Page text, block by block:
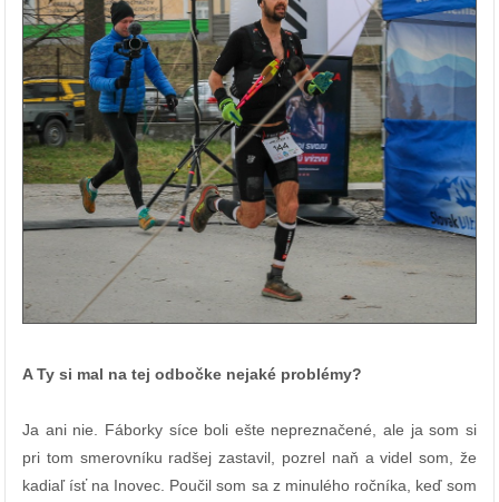
A Ty si mal na tej odbočke nejaké problémy?
Ja ani nie. Fáborky síce boli ešte nepreznačené, ale ja som si
pri tom smerovníku radšej zastavil, pozrel naň a videl som, že
kadiaľ ísť na Inovec. Poučil som sa z minulého ročníka, keď som